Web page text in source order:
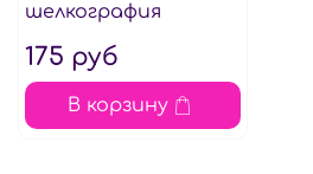
шелкография
175 руб
В корзину